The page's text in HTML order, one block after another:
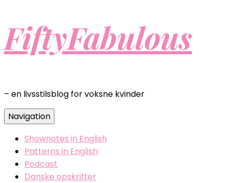
FiftyFabulous
– en livsstilsblog for voksne kvinder
Navigation
Shownotes in English
Patterns in English
Podcast
Danske opskrifter